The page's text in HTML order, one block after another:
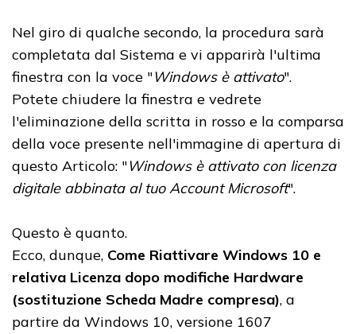
Nel giro di qualche secondo, la procedura sarà
completata dal Sistema e vi apparirà l'ultima
finestra con la voce "Windows è attivato".
Potete chiudere la finestra e vedrete
l'eliminazione della scritta in rosso e la comparsa
della voce presente nell'immagine di apertura di
questo Articolo: "Windows è attivato con licenza
digitale abbinata al tuo Account Microsoft".
Questo è quanto.
Ecco, dunque, Come Riattivare Windows 10 e
relativa Licenza dopo modifiche Hardware
(sostituzione Scheda Madre compresa), a
partire da Windows 10, versione 1607